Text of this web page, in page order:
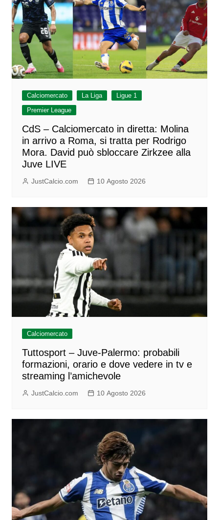
Calciomercato La Liga
Ligue 1
Premier League
CdS – Calciomercato in diretta: Molina
in arrivo a Roma, si tratta per Rodrigo
Mora. David può sbloccare Zirkzee alla
Juve LIVE
JustCalcio.com 10 Agosto 2026
Calciomercato
Tuttosport – Juve-Palermo: probabili
formazioni, orario e dove vedere in tv e
streaming l’amichevole
JustCalcio.com 10 Agosto 2026